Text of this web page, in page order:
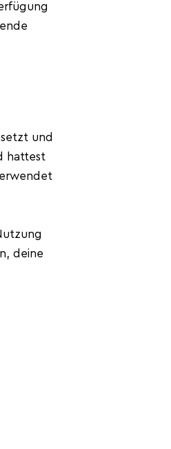
und
hattest
deine